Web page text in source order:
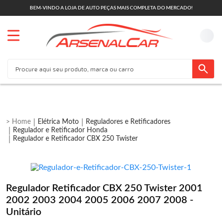
BEM-VINDO A LOJA DE AUTO PEÇAS MAIS COMPLETA DO MERCADO!
Elétrica Moto
Reguladores e Retificadores
Regulador e Retificador Honda
Regulador e Retificador CBX 250 Twister
Regulador Retificador CBX 250 Twister 2001
2002 2003 2004 2005 2006 2007 2008 -
Unitário